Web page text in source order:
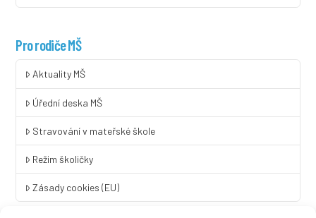
Pro rodiče MŠ
Aktuality MŠ
Úřední deska MŠ
Stravování v mateřské škole
Režim školičky
Zásady cookies (EU)